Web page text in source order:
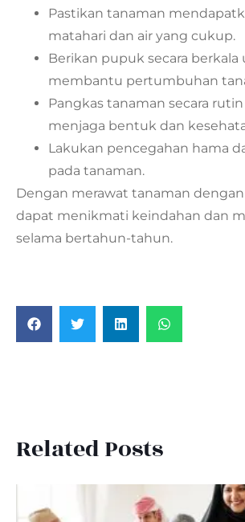
Pastikan tanaman
matahari dan air yang cukup.
Berikan pupuk secara berkala
membantu pertumbuhan
Pangkas tanaman secara
menjaga bentuk dan
Lakukan pencegahan hama
pada tanaman.
Dengan merawat tanaman dengan
dapat menikmati keindahan dan
selama bertahun-tahun.
Related Posts